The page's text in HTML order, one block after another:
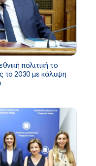
πολιτική το
2030 με κάλυψη